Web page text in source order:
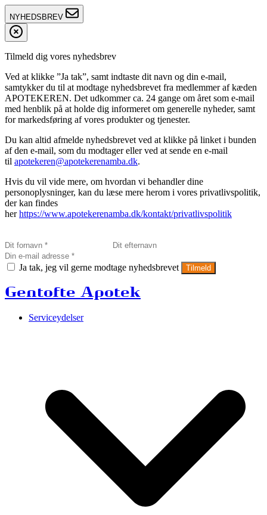
NYHEDSBREV
Tilmeld dig vores nyhedsbrev
Ved at klikke ”Ja tak”, samt indtaste dit navn og din e-mail,
samtykker du til at modtage nyhedsbrevet fra medlemmer af kæden
APOTEKEREN. Det udkommer ca. 24 gange om året som e-mail
med henblik på at holde dig informeret om generelle nyheder, samt
for markedsføring af vores produkter og tjenester.
Du kan altid afmelde nyhedsbrevet ved at klikke på linket i bunden
af den e-mail, som du modtager eller ved at sende en e-mail
til apotekeren@apotekerenamba.dk.
Hvis du vil vide mere, om hvordan vi behandler dine
personoplysninger, kan du læse mere herom i vores privatlivspolitik,
der kan findes
herhttps://www.apotekerenamba.dk/kontakt/privatlivspolitik
Ja tak, jeg vil gerne modtage nyhedsbrevet Tilmeld
Gentofte Apotek
Serviceydelser